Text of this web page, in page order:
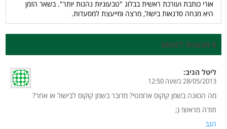
אורי כותבת ועורכת ראשית בבלוג "טבעוניות נהנות יותר". בשאר הזמן
היא מנחה סדנאות בישול, מרצה ומייעצת למסעדות.
8 תגובות לפוסט
ליטל הגיב:
28/05/2013 בשעה 12:50
מה הכוונה בשמן קוקוס ארומטי? מדובר בשמן קוקוס לבישול או אחר?
תודה מראש! (;
הגב